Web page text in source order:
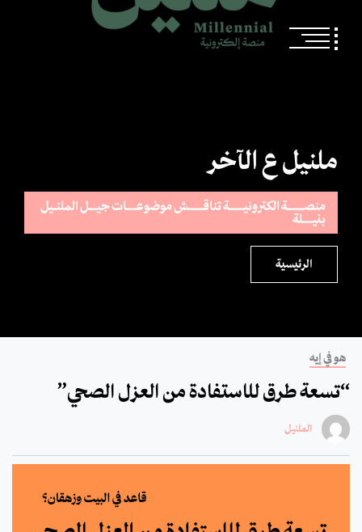
ملنيل ع الآخر
منصــــــــــة الكترونيـــــــــة تناقـــــــــش موضوعــــــات جيـــــل الملنــيل
بنيــــــلة
الرئيسية
هو في إيه
“تسعة طرق للاستفادة من العزل الصحي”
الملنيل